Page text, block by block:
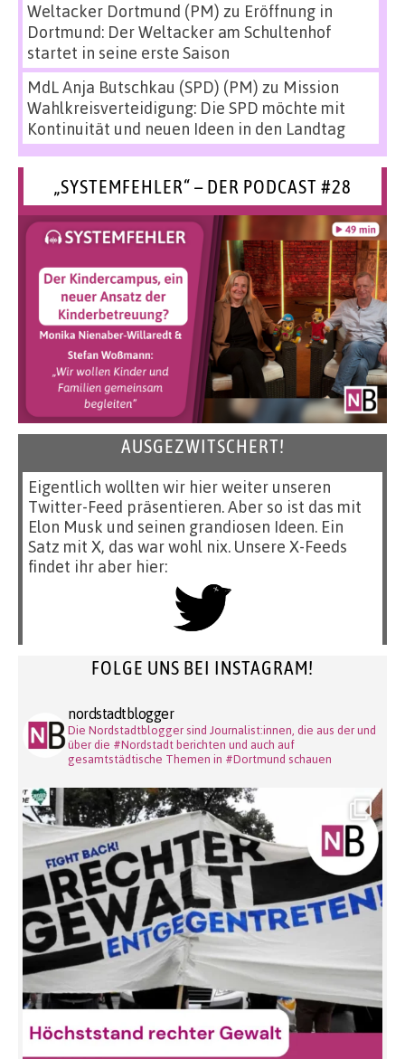
Weltacker Dortmund (PM) zu Eröffnung in
Dortmund: Der Weltacker am Schultenhof
startet in seine erste Saison
MdL Anja Butschkau (SPD) (PM) zu Mission
Wahlkreisverteidigung: Die SPD möchte mit
Kontinuität und neuen Ideen in den Landtag
„SYSTEMFEHLER“ – DER PODCAST #28
AUSGEZWITSCHERT!
Eigentlich wollten wir hier weiter unseren
Twitter-Feed präsentieren. Aber so ist das mit
Elon Musk und seinen grandiosen Ideen. Ein
Satz mit X, das war wohl nix. Unsere X-Feeds
findet ihr aber hier:
FOLGE UNS BEI INSTAGRAM!
nordstadtblogger
Die Nordstadtblogger sind Journalist:innen, die aus der und
über die #Nordstadt berichten und auch auf
gesamtstädtische Themen in #Dortmund schauen